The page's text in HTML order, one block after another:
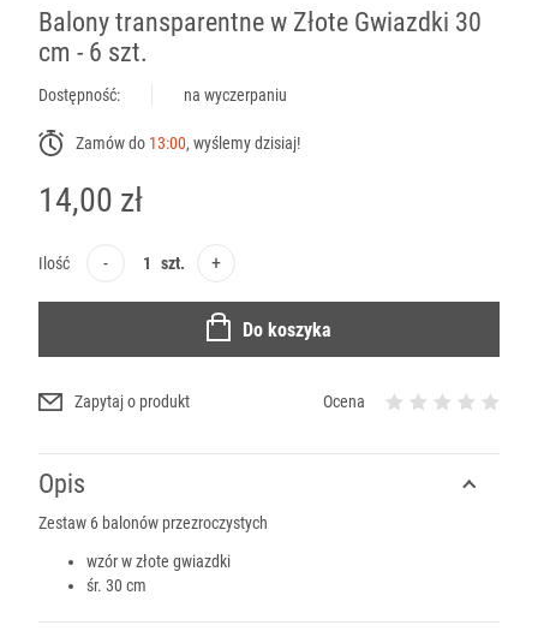
Balony transparentne w Złote Gwiazdki 30
cm - 6 szt.
Dostępność: na wyczerpaniu
Zamów do 13:00, wyślemy dzisiaj!
14,00 zł
Ilość - szt. +
Do koszyka
Zapytaj o produkt Ocena
Opis
Zestaw 6 balonów przezroczystych
wzór w złote gwiazdki
śr. 30 cm